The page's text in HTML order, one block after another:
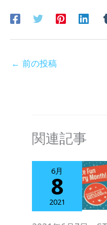
← 前の投稿
関連記事
6月
8
2021